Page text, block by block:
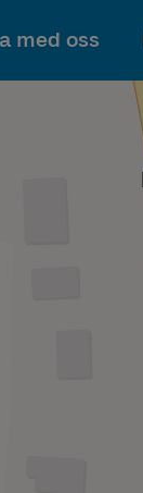
med oss